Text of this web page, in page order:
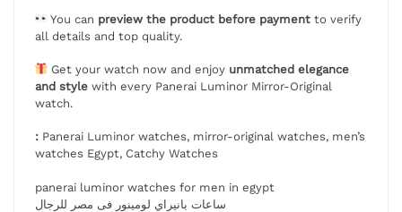
You can preview the product before payment to verify
all details and top quality.
Get your watch now and enjoy unmatched elegance
and stylewith every Panerai Luminor Mirror-Original
watch.
:Panerai Luminor watches, mirror-original watches, men’s
watches Egypt, Catchy Watches
panerai luminor watches for men in egypt
ساعات بانيراي لومينور فى مصر للرجال